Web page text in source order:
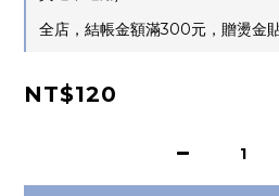
全店，結帳金額滿300元，贈燙金
NT$120